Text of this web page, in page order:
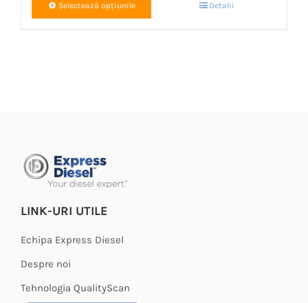
Selectează opțiunile
produs
fi
alese
pagina
Detalii
LINK-URI UTILE
Echipa Express Diesel
Despre noi
Tehnologia QualityScan